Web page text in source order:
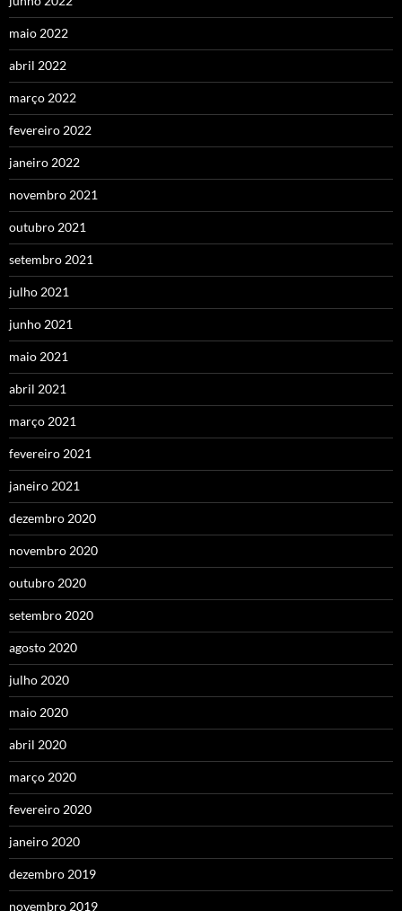
maio 2022
abril 2022
março 2022
fevereiro 2022
janeiro 2022
novembro 2021
outubro 2021
setembro 2021
julho 2021
junho 2021
maio 2021
abril 2021
março 2021
fevereiro 2021
janeiro 2021
dezembro 2020
novembro 2020
outubro 2020
setembro 2020
agosto 2020
julho 2020
maio 2020
abril 2020
março 2020
fevereiro 2020
janeiro 2020
dezembro 2019
novembro 2019